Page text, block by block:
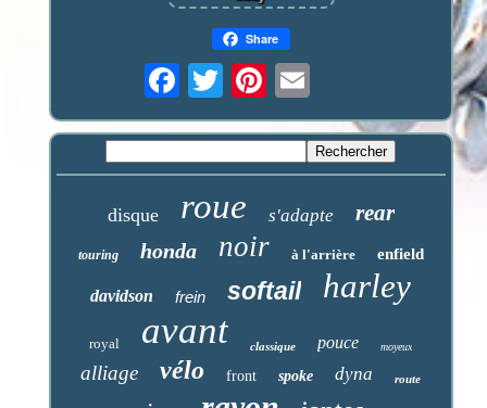
Share
disque roue s'adapte rear
touring honda noir à l'arrière enfield
davidson frein softail harley
royal avant classique pouce moyeux
alliage vélo front spoke dyna route